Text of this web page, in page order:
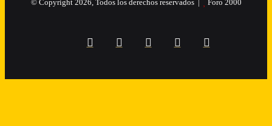
© Copyright 2026, Todos los derechos reservados | Foro 2000
Facebook Flickr YouTube